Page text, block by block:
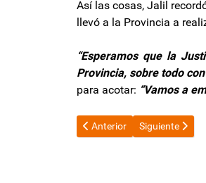
Así las cosas, Jalil
llevó a la Provincia a
“Esperamos que la
Provincia, sobre todo
para acotar: “Vamos a
Artículo anterior: Sigue el
Anterior Artículo
Siguiente